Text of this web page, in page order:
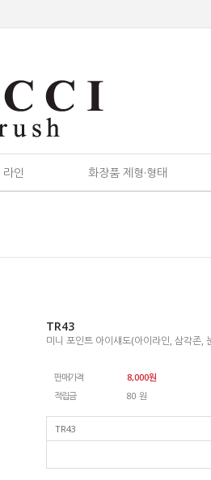
라인 화장품 제형·형태
TR43
미니 포인트 아이섀도(아이라인, 삼각존,
판매가격 8,000원
적립금
80 원
TR43